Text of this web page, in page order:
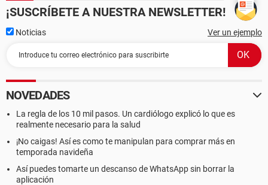
¡SUSCRÍBETE A NUESTRA NEWSLETTER!
Noticias Ver un ejemplo
NOVEDADES
La regla de los 10 mil pasos. Un cardiólogo explicó lo que es
realmente necesario para la salud
¡No caigas! Así es como te manipulan para comprar más en
temporada navideña
Así puedes tomarte un descanso de WhatsApp sin borrar la
aplicación